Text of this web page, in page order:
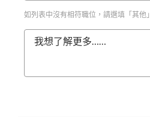
如列表中沒有相符職位，請選填「其他」
我想了解更多……